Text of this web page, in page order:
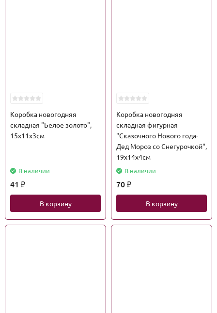
Коробка новогодняя
складная "Белое золото",
15х11х3см
В наличии
41 ₽
В корзину
Коробка новогодняя
складная фигурная
"Сказочного Нового года-
Дед Мороз со Снегурочкой",
19х14х4см
В наличии
70 ₽
В корзину